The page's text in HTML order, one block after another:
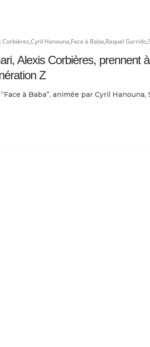
Corbières,Cyril Hanouna,Face à Baba,Raquel Garrido,
Alexis Corbières, prennent
Z
à Baba”, animée par Cyril